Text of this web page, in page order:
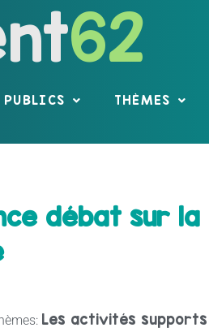
62
PUBLICS THÈMES
débat sur
Les activités